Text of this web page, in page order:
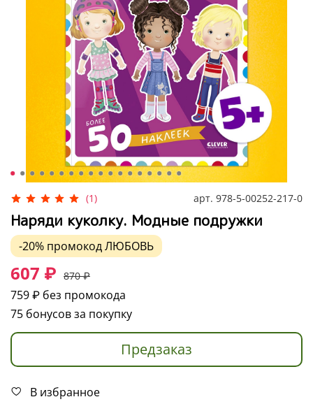
(1) арт. 978-5-00252-217-0
Наряди куколку. Модные подружки
-20% промокодЛЮБОВЬ
607 ₽ 870 ₽
759 ₽ без промокода
75 бонусов за покупку
Предзаказ
В избранное